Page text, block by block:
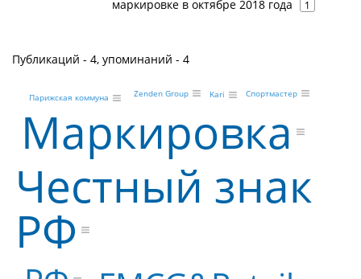
маркировке в октябре 2018 года
1
Публикаций - 4, упоминаний - 4
Честный знак
РФ
Маркировка
Спортмастер
Kari
Zenden Group
Парижская коммуна